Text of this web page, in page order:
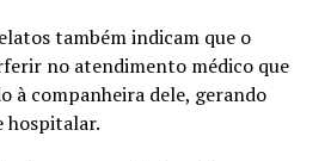
também indicam que o
no atendimento médico que
à companheira dele, gerando